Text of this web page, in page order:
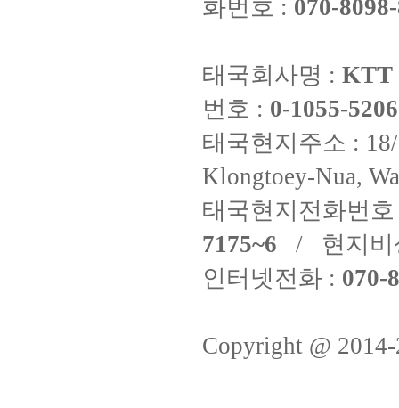
화번호 : 070-
태국회사명 : KTT
번호 : 0-1055-
태국현지주소 :
Klongtoey-Nua,
태국현지전화번
7175~6 / 현지비
인터넷전화 : 070-
Copyright @